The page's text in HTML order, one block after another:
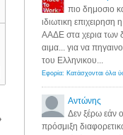
πιο δημοσιο
ιδιωτικη
ΑΑΔΕ στα χερια των
αιμα... για να
του Ελληνικου...
Αντώνης
Δεν ξέρω εάν
πρόσμιξη